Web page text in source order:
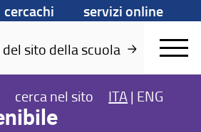
cercachi
servizi online
sito della scuola
cerca nel sito ITA | ENG